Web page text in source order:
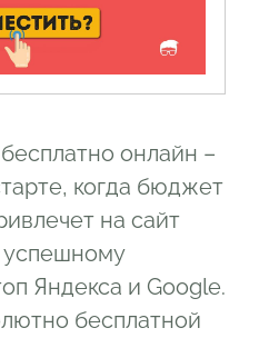
в тематических
онлайн –
когда бюджет
на сайт
Яндекса и Google.
бесплатной